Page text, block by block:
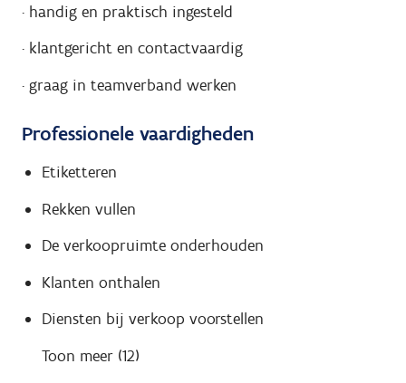
· handig en praktisch ingesteld
· klantgericht en contactvaardig
· graag in teamverband werken
Professionele vaardigheden
Etiketteren
Rekken vullen
De verkoopruimte onderhouden
Klanten onthalen
Diensten bij verkoop voorstellen
Toon meer (12)